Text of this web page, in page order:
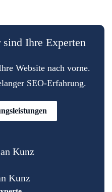
Ihre Experten
Website nach vorne.
SEO-Erfahrung.
Kunz